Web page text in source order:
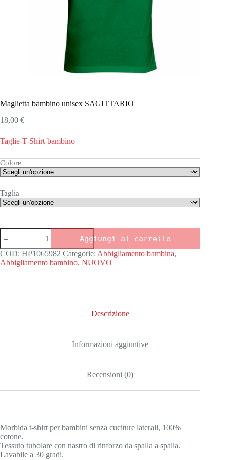
Maglietta bambino unisex SAGITTARIO
18,00 €
Taglie-T-Shirt-bambino
Colore
Taglia
Maglietta
bambino
unisex
SAGITTARIO
quantità
Aggiungi al carrello
COD: HP1065982 Categorie: Abbigliamento bambina,
Abbigliamento bambino, NUOVO
Descrizione
Informazioni aggiuntive
Recensioni (0)
Morbida t-shirt per bambini senza cuciture laterali, 100%
cotone.
Tessuto tubolare con nastro di rinforzo da spalla a spalla.
Lavabile a 30 gradi.